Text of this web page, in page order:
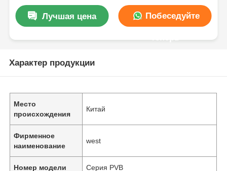
Лучшая цена Побеседуйте
Характер продукции
Место
происхождения
Китай
Фирменное
наименование
west
Номер модели Серия PVB